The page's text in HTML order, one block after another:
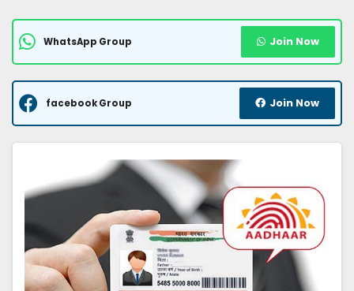
WhatsApp Group Join Now
facebook Group Join Now